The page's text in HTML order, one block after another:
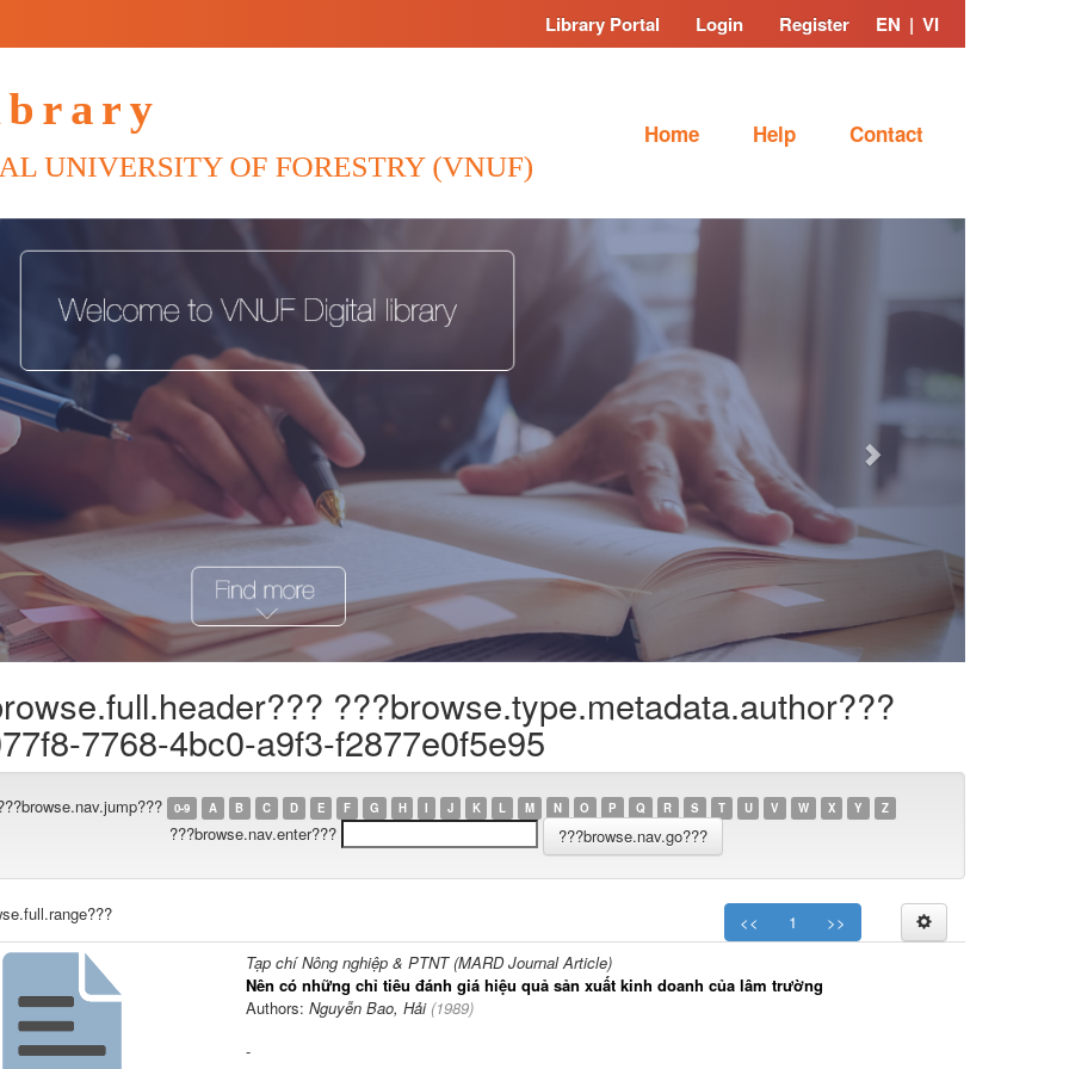
Library Portal Login Register EN | VI
Home Help Contact
???browse.type.metadata.author???
7768-4bc0-a9f3-f2877e0f5e95
0-9 A B C D E F G H I J K L M N O P Q R S T U V W X Y Z
???browse.nav.enter???
<< 1
>>
Tạp chí Nông nghiệp & PTNT (MARD Journal Article)
Nên có những chỉ tiêu đánh giá hiệu quả sản xuất kinh doanh của lâm trường
Authors: Nguyễn Bao, Hải(1989)
-